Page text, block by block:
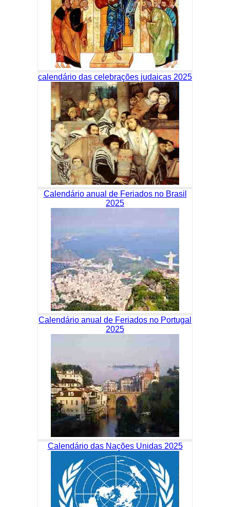
calendário das celebrações judaicas 2025
Calendário anual de Feriados no Brasil
2025
Calendário anual de Feriados no Portugal
2025
Calendário das Nações Unidas 2025